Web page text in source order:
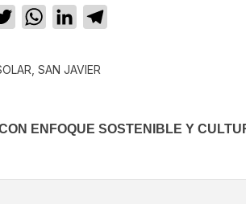
TwitterWhatsApp
LinkedIn
SAN JAVIER
ENFOQUE SOSTENIBLE Y